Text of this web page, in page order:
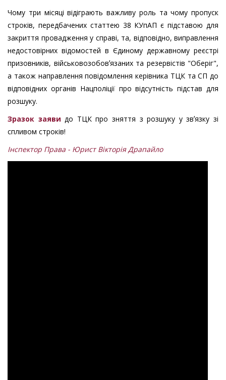
Чому три місяці відіграють важливу роль та чому пропуск
строків, передбачених статтею 38 КУпАП є підставою для
закриття провадження у справі, та, відповідно, виправлення
недостовірних відомостей в Єдиному державному реєстрі
призовників, військовозобовʼязаних та резервістів "Оберіг",
а також направлення повідомлення керівника ТЦК та СП до
відповідних органів Нацполіції про відсутність підстав для
розшуку.
Зразок заяви до ТЦК про зняття з розшуку у звʼязку зі
спливом строків!
Інспектор Права - Юрист Вікторія Драпайло